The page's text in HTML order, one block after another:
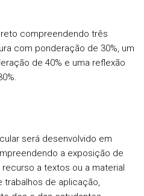
compreendendo três
com ponderação de 30%, um
de 40% e uma reflexão
será desenvolvido em
a exposição de
a textos ou a material
trabalhos de aplicação,